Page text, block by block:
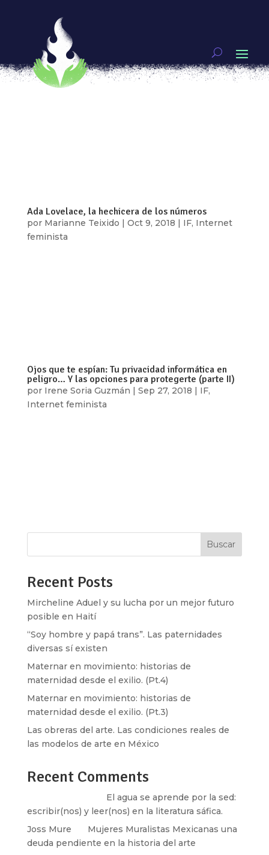
Código, un lenguaje que es político
porIxchel Aguirre Brujería Hacker,
IF
[vc_row type=»in_container»
Ada Lovelace, la hechicera de los números
por Marianne Teixido | Oct 9, 2018 | IF, Internet
feminista
Ojos que te espían: Tu privacidad informática en
peligro… Y las opciones para protegerte (parte II)
por Irene Soria Guzmán | Sep 27, 2018 | IF,
Internet feminista
Buscar
Recent Posts
Mircheline Aduel y su lucha por un mejor futuro
posible en Haití
“Soy hombre y papá trans”. Las paternidades
diversas sí existen
Maternar en movimiento: historias de
maternidad desde el exilio. (Pt.4)
Maternar en movimiento: historias de
maternidad desde el exilio. (Pt.3)
Las obreras del arte. Las condiciones reales de
las modelos de arte en México
Recent Comments
El agua se aprende por la sed:
escribir(nos) y leer(nos) en la literatura sáfica.
Joss Mure
Mujeres Muralistas Mexicanas una
deuda pendiente en la historia del arte